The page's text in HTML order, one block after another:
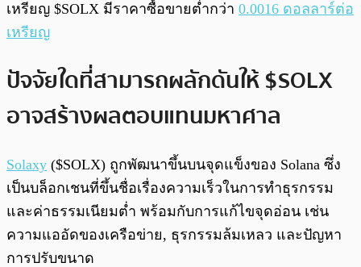
เหรียญ $SOLX มีราคาซื้อขายต่ำกว่า 0.0016 ดอลลาร์ต่อ
เหรียญ
ปัจจัยใดที่สามารถผลักดันให้ $SOLX
อาจสร้างผลตอบแทนมหาศาล
Solaxy ($SOLX) ถูกพัฒนาขึ้นบนจุดแข็งของ Solana ซึ่ง
เป็นบล็อกเชนที่ขึ้นชื่อเรื่องความเร็วในการทำธุรกรรม
และค่าธรรมเนียมต่ำ พร้อมกับการแก้ไขจุดอ่อน เช่น
ความแออัดของเครือข่าย, ธุรกรรมล้มเหลว และปัญหา
การปรับขนาด